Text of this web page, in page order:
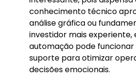
conhecimento técnico
análise gráfica ou
investidor mais experiente,
automação pode
suporte para otimizar
decisões emocionais.